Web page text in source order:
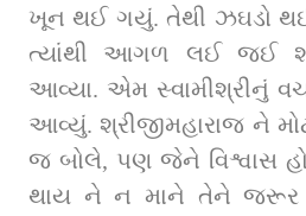
ખૂન થઈ ગયું. તેથી ઝઘડો થઈ
ત્‍યાંથી આગળ લઈ જઈ
આવ્યા. એમ સ્વામીશ્રીનું
આવ્યું. શ્રીજીમહારાજ ને
જ બોલે, પણ જેને વિશ્વાસ
થાય ને ન માને તેને જરૂર